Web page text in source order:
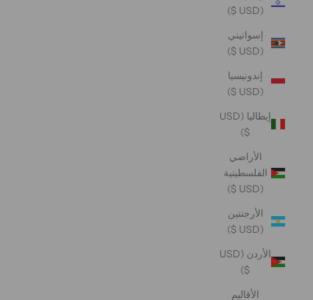
(USD $)
إسواتيني
(USD $)
إندونيسيا
(USD $)
إيطاليا (USD
$)
الأراضي
الفلسطينية
(USD $)
الأرجنتين
(USD $)
الأردن (USD
$)
الأقاليم